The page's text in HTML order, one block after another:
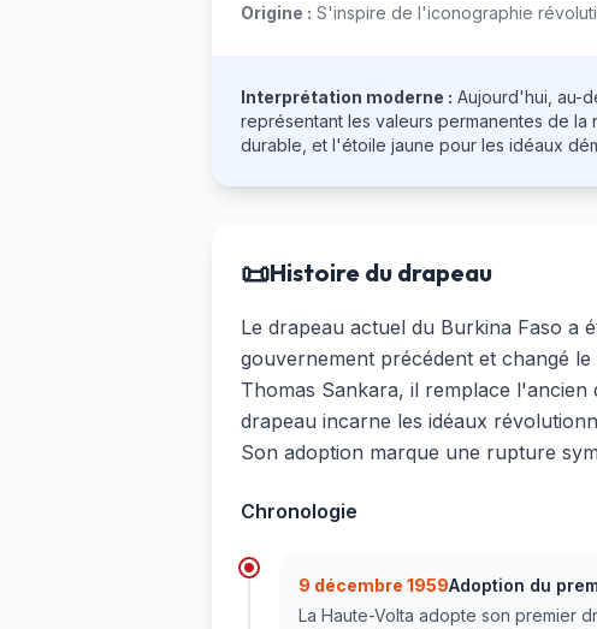
Origine : S'inspire de l'iconographie
Interprétation moderne : Aujourd'hui, au-
représentant les valeurs permanentes de
durable, et l'étoile jaune pour les idéaux
📜Histoire du drapeau
Le drapeau actuel du Burkina Faso a
gouvernement précédent et changé
Thomas Sankara, il remplace
drapeau incarne les idéaux
Son adoption marque une rupture
Chronologie
9 décembre 1959Adoption du
La Haute-Volta adopte son premier